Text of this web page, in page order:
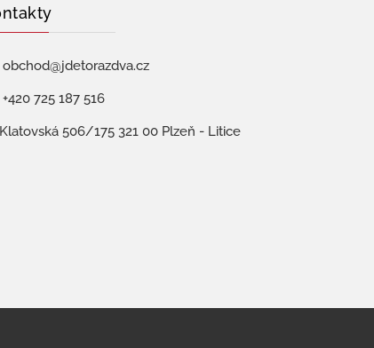
obchod@jdetorazdva.cz
+420 725 187 516
Klatovská 506/175 321 00 Plzeň - Litice